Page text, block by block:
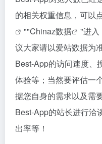
的相关权重信息，可以
""Chinaz数据
"进入
议大家请以爱站数据为
Best-App的访问速度、
体验等；当然要评估一
据您自身的需求以及需
Best-App的站长进行洽
出率等！